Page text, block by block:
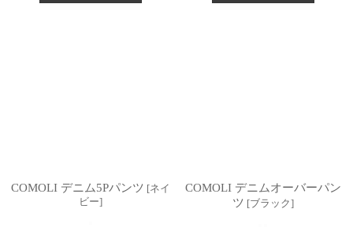
COMOLI デニム5Pパンツ [ネイ
ビー]
COMOLI デニムオーバーパン
ツ [ブラック]